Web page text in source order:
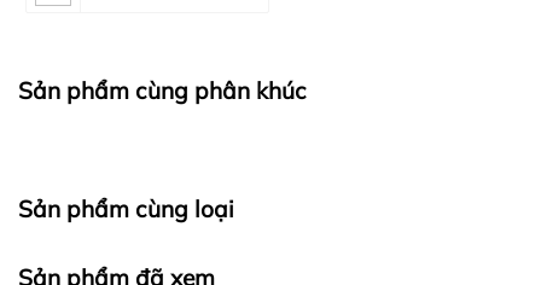
Sản phẩm cùng phân khúc
Sản phẩm cùng loại
Sản phẩm đã xem